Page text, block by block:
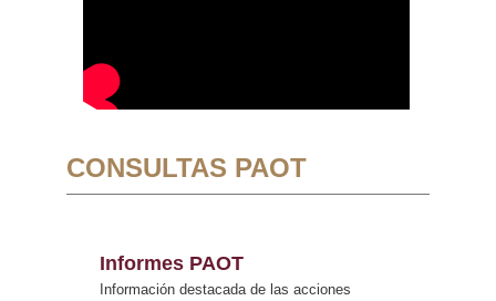
CONSULTAS PAOT
Informes PAOT
Información destacada de las acciones